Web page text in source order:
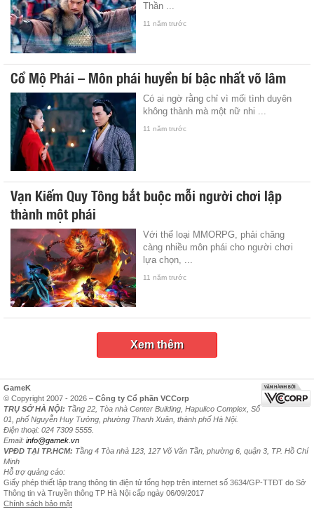
Thần ...
11 năm trước
Cổ Mộ Phái – Môn phái huyền bí bậc nhất võ lâm
Có ai ngờ rằng chỉ vì mối tình duyên
không thành mà một nữ nhi ...
11 năm trước
Vạn Kiếm Quy Tông bắt buộc mỗi người chơi lập
thành một phái
Với thể loại MMORPG, phải chăng
càng nhiều môn phái cho người chơi
lựa chọn, ...
11 năm trước
Xem thêm
GameK
© Copyright 2007 - 2026 – Công ty Cổ phần VCCorp
TRỤ SỞ HÀ NỘI: Tầng 22, Tòa nhà Center Building, Hapulico Complex, Số
01, phố Nguyễn Huy Tưởng, phường Thanh Xuân, thành phố Hà Nội.
Điện thoại: 024 7309 5555.
Email: info@gamek.vn
VPĐD TẠI TP.HCM: Tầng 4 Tòa nhà 123, 127 Võ Văn Tần, phường 6, quận 3, TP. Hồ Chí
Minh
Hỗ trợ quảng cáo:
Giấy phép thiết lập trang thông tin điện tử tổng hợp trên internet số 3634/GP-TTĐT do Sở
Thông tin và Truyền thông TP Hà Nội cấp ngày 06/09/2017
Chính sách bảo mật